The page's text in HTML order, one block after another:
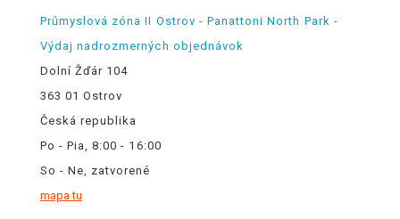
Průmyslová zóna II Ostrov - Panattoni North Park -
Výdaj nadrozmerných objednávok
Dolní Žďár 104
363 01 Ostrov
Česká republika
Po - Pia, 8:00 - 16:00
So - Ne, zatvorené
mapa tu